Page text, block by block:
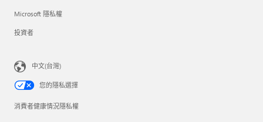
Microsoft 隱私權
投資者
中文(台灣)
您的隱私選擇
消費者健康情況隱私權